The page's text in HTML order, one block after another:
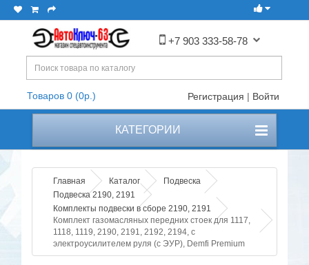
+7 903 333-58-78
Товаров 0 (0р.) Регистрация | Войти
КАТЕГОРИИ
Главная Каталог
Подвеска
Подвеска 2190, 2191
Комплекты подвески в сборе 2190, 2191
Комплект газомасляных передних стоек для 1117,
1118, 1119, 2190, 2191, 2192, 2194, с
электроусилителем руля (с ЭУР), Demfi Premium